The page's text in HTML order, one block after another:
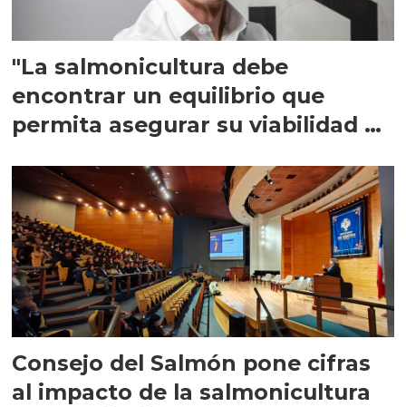
"La salmonicultura debe
encontrar un equilibrio que
permita asegurar su viabilidad de
Consejo del Salmón pone cifras
al impacto de la salmonicultura